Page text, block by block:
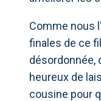
Comme nous
finales de ce
désordonnée,
heureux de
cousine pour